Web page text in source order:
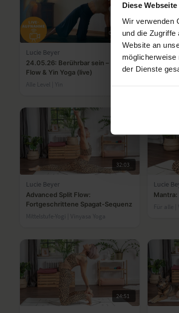
Diese
Wir verwenden
und die
Website an
der Dienste
01:02:38
Lucie Beyer
24.05.26: Berührbar sein – Soft
Flow & Yin Yoga (live)
Alle Level | Yin
Lucie
32:03
Lucie Beyer
Advanced Split Flow:
Fortgeschrittene Spagat-Sequenz
Mittelstufe-Yogi | Vinyasa Yoga
Lucie
Mantra:
Für alle |
24:51